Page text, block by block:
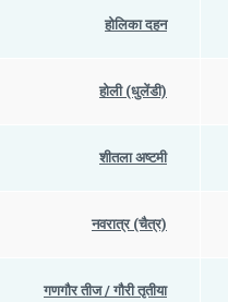
होलिका दहन
होली (धुलेंडी)
शीतला अष्टमी
नवरात्र (चैत्र)
गणगौर तीज / गौरी तृतीया